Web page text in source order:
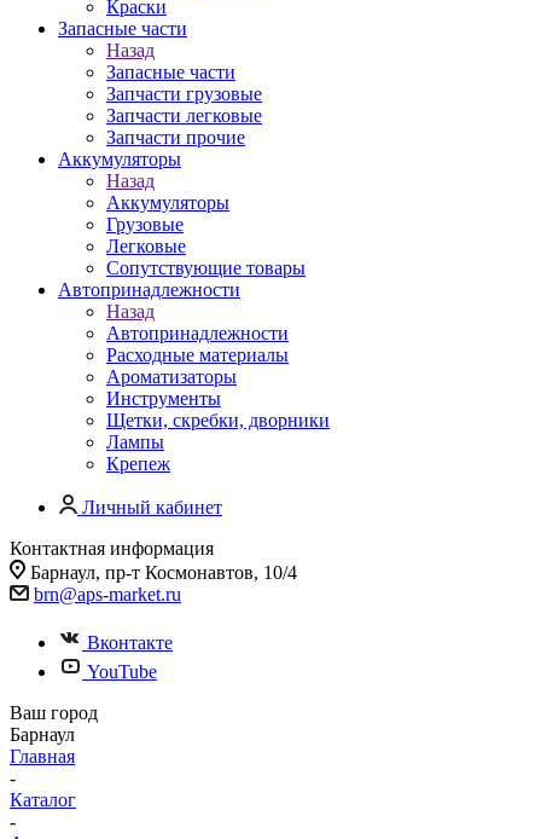
Краски
Запасные части
Назад
Запасные части
Запчасти грузовые
Запчасти легковые
Запчасти прочие
Аккумуляторы
Назад
Аккумуляторы
Грузовые
Легковые
Сопутствующие товары
Автопринадлежности
Назад
Автопринадлежности
Расходные материалы
Ароматизаторы
Инструменты
Щетки, скребки, дворники
Лампы
Крепеж
Личный кабинет
Контактная информация
Барнаул, пр-т Космонавтов, 10/4
brn@aps-market.ru
Вконтакте
YouTube
Ваш город
Барнаул
Главная
-
Каталог
-